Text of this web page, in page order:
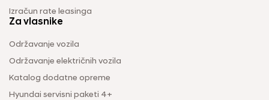
Izračun rate leasinga
Za vlasnike
Održavanje vozila
Održavanje električnih vozila
Katalog dodatne opreme
Hyundai servisni paketi 4+